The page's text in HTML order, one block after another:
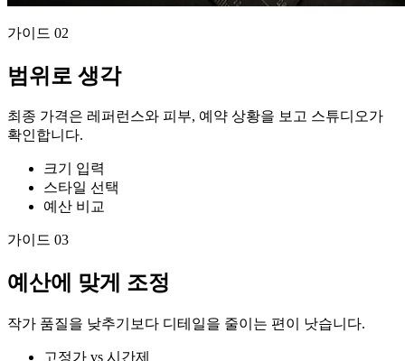
가이드 02
범위로 생각
최종 가격은 레퍼런스와 피부, 예약 상황을 보고 스튜디오가
확인합니다.
크기 입력
스타일 선택
예산 비교
가이드 03
예산에 맞게 조정
작가 품질을 낮추기보다 디테일을 줄이는 편이 낫습니다.
고정가 vs 시간제